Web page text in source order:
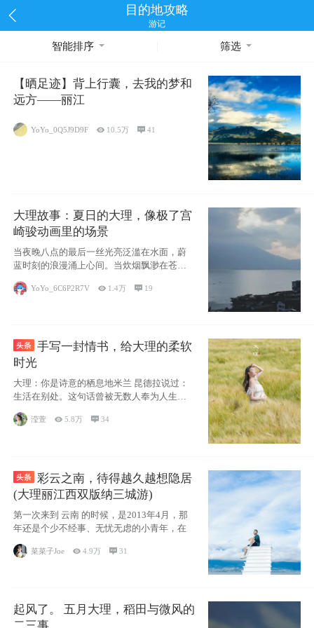
目的地攻略
游记
智能排序 筛选
【晒足迹】背上行囊，去我的梦和
远方——丽江
YoYo_0Q5J9D9F  10.5万 41
大理故事：夏日的大理，像极了宫
崎骏动画里的场景
当夜晚八点的最后一丝光亮泛滥在水面，蔚
蓝时刻的浪漫涌上心间。当炊烟飘渺在苍山
YoYo_6C6P2R7V  1.4万  19
手写一封情书，给大理的柔软
时光
大理：你是诗意的栖息地米兰 昆德拉说过：
生活在别处。这句话曾被无数人奉为人生信
条，并
滢萱 5.8万 34
彩云之南，待得越久越想隐居
(大理丽江西双版纳三城游)
第一次来到 云南 的时候，是2013年4月，那
年还是个少不经事、无忧无虑的小青年，在
菜菜子Joe 4.9万  31
起风了。 五月大理，稻田与微风的